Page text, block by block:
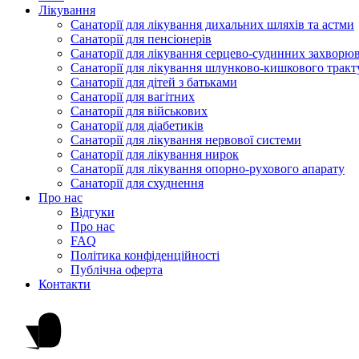
Лікування
Санаторії для лікування дихальних шляхів та астми
Санаторії для пенсіонерів
Санаторії для лікування серцево-судинних
Санаторії для лікування шлунково-кишкового
Санаторії для дітей з батьками
Санаторії для вагітних
Санаторії для військових
Санаторії для діабетиків
Санаторії для лікування нервової системи
Санаторії для лікування нирок
Санаторії для лікування опорно-рухового апарату
Санаторії для схуднення
Про нас
Відгуки
Про нас
FAQ
Політика конфіденційності
Публічна оферта
Контакти